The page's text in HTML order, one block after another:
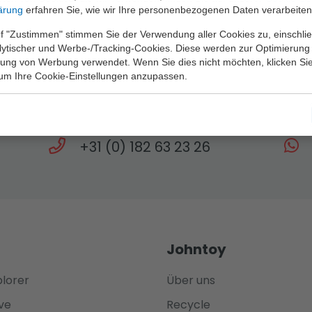
erfahren Sie, wie wir Ihre personenbezogenen Daten verarbeiten.
"Zustimmen" stimmen Sie der Verwendung aller Cookies zu,
und Werbe-/Tracking-Cookies. Diese werden zur
von Werbung verwendet. Wenn Sie dies nicht möchten, klicken
Ihre Cookie-Einstellungen anzupassen.
Brauchen Sie Hilfe?
steht Ihnen unser Team bis 17 Uhr zur
+31 (0) 182 63 23 26
Johntoy
Über uns
Recycle